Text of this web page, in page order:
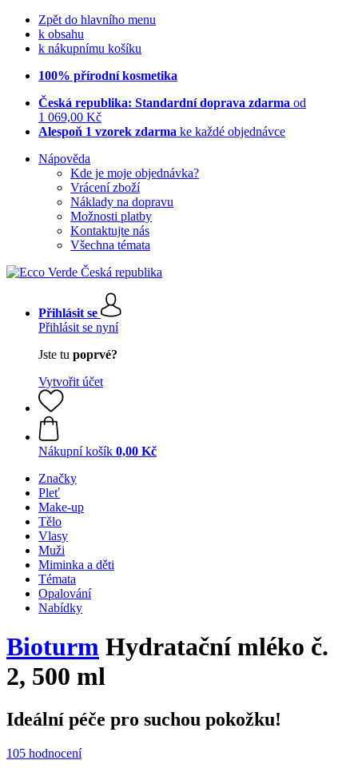
Zpět do hlavního menu
k obsahu
k nákupnímu košíku
100% přírodní kosmetika
Česká republika: Standardní doprava zdarma od
1 069,00 Kč
Alespoň 1 vzorek zdarma ke každé objednávce
Nápověda
Kde je moje objednávka?
Vrácení zboží
Náklady na dopravu
Možnosti platby
Kontaktujte nás
Všechna témata
Přihlásit se
Přihlásit se nyní
Jste tu poprvé?
Vytvořit účet
Nákupní košík 0,00 Kč
Značky
Pleť
Make-up
Tělo
Vlasy
Muži
Miminka a děti
Témata
Opalování
Nabídky
Bioturm Hydratační mléko č.
2, 500 ml
Ideální péče pro suchou pokožku!
105 hodnocení